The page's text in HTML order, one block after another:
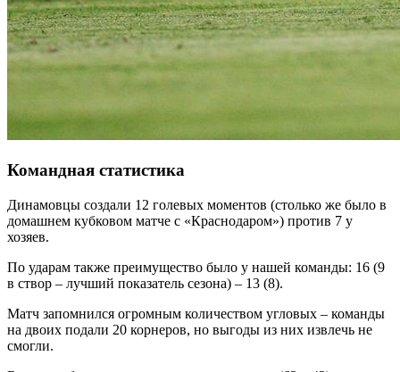
Командная статистика
Динамовцы создали 12 голевых моментов (столько же было в
домашнем кубковом матче с «Краснодаром») против 7 у
хозяев.
По ударам также преимущество было у нашей команды: 16 (9
в створ – лучший показатель сезона) – 13 (8).
Матч запомнился огромным количеством угловых – команды
на двоих подали 20 корнеров, но выгоды из них извлечь не
смогли.